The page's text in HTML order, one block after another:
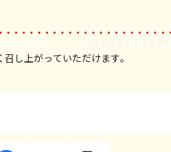
し上がっていただけます。